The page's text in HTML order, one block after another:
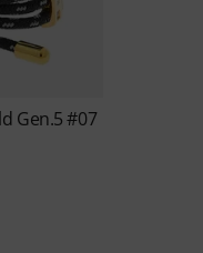
Gen.5 #07